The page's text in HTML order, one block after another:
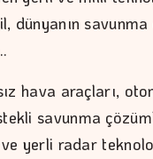
dünyanın
hava araçları,
savunma
yerli radar